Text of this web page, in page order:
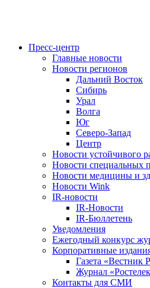
Пресс-центр
Главные новости
Новости регионов
Дальний Восток
Сибирь
Урал
Волга
Юг
Северо-Запад
Центр
Новости устойчивого
Новости специальных
Новости медицины и
Новости Wink
IR-новости
IR-Новости
IR-Бюллетень
Уведомления
Ежегодный конкурс
Корпоративные
Газета «Вестник
Журнал
Контакты для СМИ